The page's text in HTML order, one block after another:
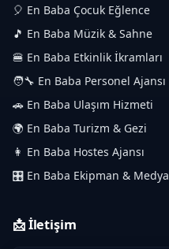
🎈 En Baba Çocuk Eğlence
🎵 En Baba Müzik & Sahne
🍔 En Baba Etkinlik İkramları
🧑‍🔧 En Baba Personel Ajansı
🚗 En Baba Ulaşım Hizmeti
🌍 En Baba Turizm & Gezi
👩 En Baba Hostes Ajansı
🎛️ En Baba Ekipman & Medya
📩 İletişim